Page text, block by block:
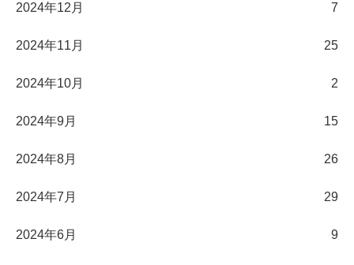
2024年12月 7
2024年11月 25
2024年10月 2
2024年9月 15
2024年8月 26
2024年7月 29
2024年6月 9